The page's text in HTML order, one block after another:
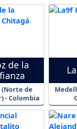
de la
de
- Colombia